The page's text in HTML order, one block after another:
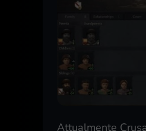
Attualmente